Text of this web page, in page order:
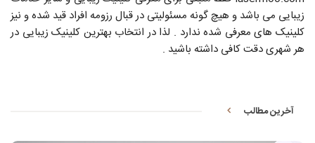
زیبایی می باشد و هیچ گونه مسئولیتی در قبال رزومه افراد قید شده و نیز
کلینیک های معرفی شده ندارد . لذا در انتخاب بهترین کلینیک زیبایی در
هر شهری دقت کافی داشته باشید .
آخرین مطالب